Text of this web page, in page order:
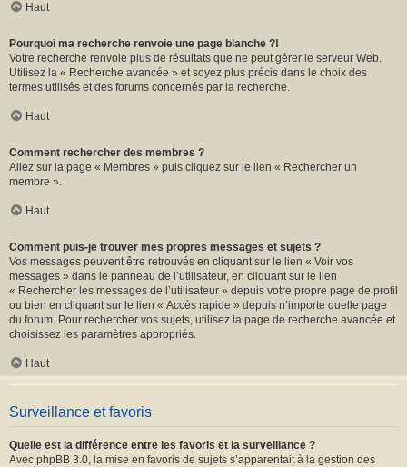
Haut
Pourquoi ma recherche renvoie une page blanche ?!
Votre recherche renvoie plus de résultats que ne peut gérer le serveur Web.
Utilisez la « Recherche avancée » et soyez plus précis dans le choix des
termes utilisés et des forums concernés par la recherche.
Haut
Comment rechercher des membres ?
Allez sur la page « Membres » puis cliquez sur le lien « Rechercher un
membre ».
Haut
Comment puis-je trouver mes propres messages et sujets ?
Vos messages peuvent être retrouvés en cliquant sur le lien « Voir vos
messages » dans le panneau de l’utilisateur, en cliquant sur le lien
« Rechercher les messages de l’utilisateur » depuis votre propre page de profil
ou bien en cliquant sur le lien « Accès rapide » depuis n’importe quelle page
du forum. Pour rechercher vos sujets, utilisez la page de recherche avancée et
choisissez les paramètres appropriés.
Haut
Surveillance et favoris
Quelle est la différence entre les favoris et la surveillance ?
Avec phpBB 3.0, la mise en favoris de sujets s’apparentait à la gestion des